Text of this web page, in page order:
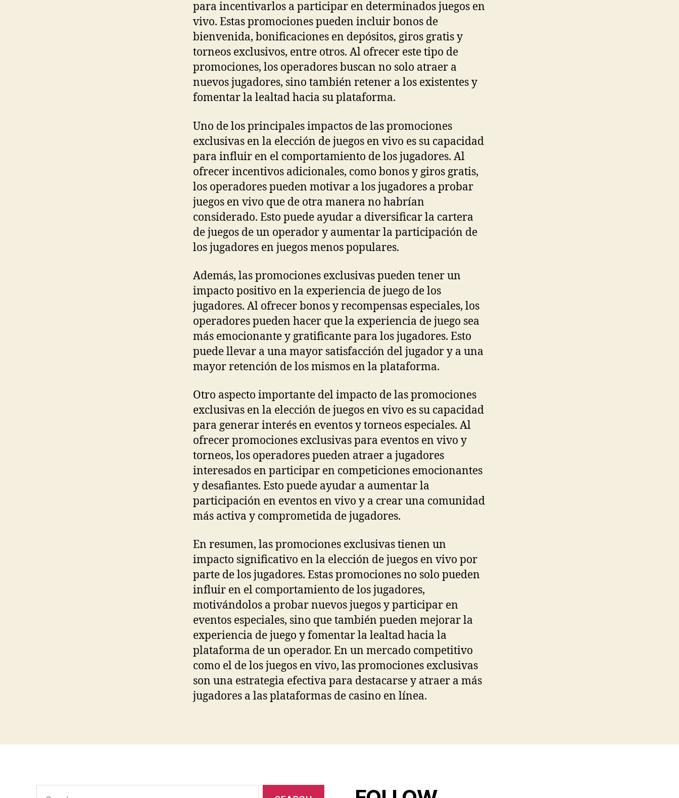
para incentivarlos a participar en determinados juegos en
vivo. Estas promociones pueden incluir bonos de
bienvenida, bonificaciones en depósitos, giros gratis y
torneos exclusivos, entre otros. Al ofrecer este tipo de
promociones, los operadores buscan no solo atraer a
nuevos jugadores, sino también retener a los existentes y
fomentar la lealtad hacia su plataforma.
Uno de los principales impactos de las promociones
exclusivas en la elección de juegos en vivo es su capacidad
para influir en el comportamiento de los jugadores. Al
ofrecer incentivos adicionales, como bonos y giros gratis,
los operadores pueden motivar a los jugadores a probar
juegos en vivo que de otra manera no habrían
considerado. Esto puede ayudar a diversificar la cartera
de juegos de un operador y aumentar la participación de
los jugadores en juegos menos populares.
Además, las promociones exclusivas pueden tener un
impacto positivo en la experiencia de juego de los
jugadores. Al ofrecer bonos y recompensas especiales, los
operadores pueden hacer que la experiencia de juego sea
más emocionante y gratificante para los jugadores. Esto
puede llevar a una mayor satisfacción del jugador y a una
mayor retención de los mismos en la plataforma.
Otro aspecto importante del impacto de las promociones
exclusivas en la elección de juegos en vivo es su capacidad
para generar interés en eventos y torneos especiales. Al
ofrecer promociones exclusivas para eventos en vivo y
torneos, los operadores pueden atraer a jugadores
interesados en participar en competiciones emocionantes
y desafiantes. Esto puede ayudar a aumentar la
participación en eventos en vivo y a crear una comunidad
más activa y comprometida de jugadores.
En resumen, las promociones exclusivas tienen un
impacto significativo en la elección de juegos en vivo por
parte de los jugadores. Estas promociones no solo pueden
influir en el comportamiento de los jugadores,
motivándolos a probar nuevos juegos y participar en
eventos especiales, sino que también pueden mejorar la
experiencia de juego y fomentar la lealtad hacia la
plataforma de un operador. En un mercado competitivo
como el de los juegos en vivo, las promociones exclusivas
son una estrategia efectiva para destacarse y atraer a más
jugadores a las plataformas de casino en línea.